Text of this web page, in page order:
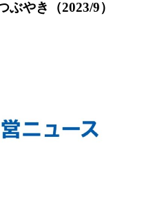
やき（2023/9）